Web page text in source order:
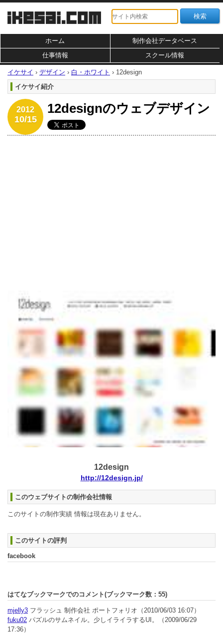
ホーム
制作会社データベース
仕事情報
スクール情報
イケサイ › デザイン › 白・ホワイト › 12design
イケサイ紹介
2012
10/15
12designのウェブデザイン
12design
http://12design.jp/
このウェブサイトの制作会社情報
このサイトの制作実績 情報は現在ありません。
このサイトの評判
facebook
はてなブックマークでのコメント(ブックマーク数： 55)
mjelly3 フラッシュ 制作会社 ポートフォリオ （2010/06/03 16:07）
fuku02 パズルのサムネイル。少しイライラするUI。
（2009/06/29
17:36）